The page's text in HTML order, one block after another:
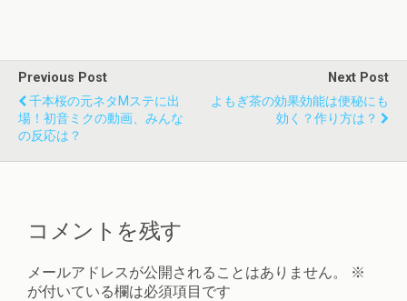
Previous Post
千本桜の元ネタMステに出
場！初音ミクの動画、みんな
の反応は？
Next Post
よもぎ茶の効果効能は便秘にも
効く？作り方は？
コメントを残す
メールアドレスが公開されることはありません。
※
が付いている欄は必須項目です